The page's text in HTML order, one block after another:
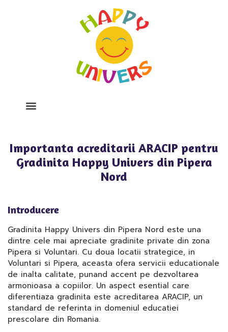
Importanta acreditarii ARACIP pentru
Gradinita Happy Univers din Pipera
Nord
Introducere
Gradinita Happy Univers din Pipera Nord este una
dintre cele mai apreciate gradinite private din zona
Pipera si Voluntari. Cu doua locatii strategice, in
Voluntari si Pipera, aceasta ofera servicii educationale
de inalta calitate, punand accent pe dezvoltarea
armonioasa a copiilor. Un aspect esential care
diferentiaza gradinita este acreditarea ARACIP, un
standard de referinta in domeniul educatiei
prescolare din Romania.